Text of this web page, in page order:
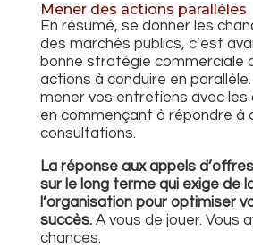
Mener des actions parallèles
En résumé, se donner les
des marchés publics, c’est
bonne stratégie commerciale
actions à conduire en
mener vos entretiens avec
en commençant à répondre à
consultations.
La réponse aux appels
sur le long terme qui exige de
l’organisation pour optimiser
succès.A vous de jouer. Vous
chances.